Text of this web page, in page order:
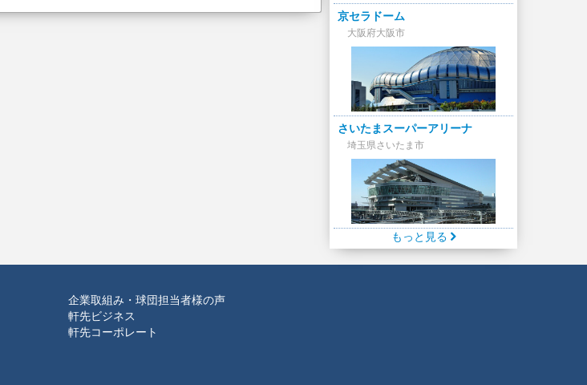
京セラドーム
大阪府大阪市
さいたまスーパーアリーナ
埼玉県さいたま市
もっと見る
企業取組み・球団担当者様の声
軒先ビジネス
軒先コーポレート